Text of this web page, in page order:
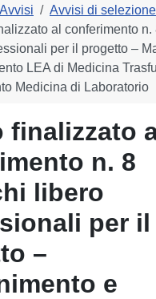
Avvisi
Avvisi di
al conferimento n.
per il progetto –
LEA di Medicina
Medicina di Laboratorio
finalizzato
n. 8
libero
per il
–
e